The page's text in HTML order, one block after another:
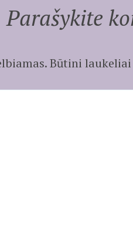
Parašykite
Būtini